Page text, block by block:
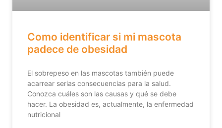
Como identificar si mi mascota
padece de obesidad
El sobrepeso en las mascotas también puede
acarrear serias consecuencias para la salud.
Conozca cuáles son las causas y qué se debe
hacer. La obesidad es, actualmente, la enfermedad
nutricional